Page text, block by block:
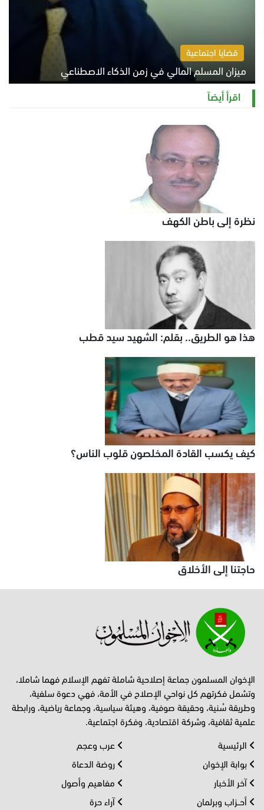
قضايا اجتماعية
ميزان المسلم المالي في زمن الذكاء الاصطناعي
السبت 8 أغسطس 2026 11:21 ص
اقرأ أيضاً
نظرة إلى باطن الكهف
هذا هو الطريق.. بقلم: الشهيد سيد قطب
كيف يكسب القادة المخلصون قلوب الناس؟
حاجتنا إلى الأخلاق
الإخوان المسلمون جماعة إصلاحية شاملة تفهم الإسلام فهما شاملا،
وتشمل فكرتهم كل نواحي الإصلاح في الأمة، فهي دعوة سلفية،
وطريقة سُنية، وحقيقة صوفية، وهيئة سياسية، وجماعة رياضية، ورابطة
علمية ثقافية، وشركة اقتصادية، وفكرة اجتماعية.
الرئيسية
بوابة الإخوان
آخر الأخبار
أحــزاب وبرلمان
عرب وعجم
روضة الدعاة
مفاهيم وأصول
آراء حرة